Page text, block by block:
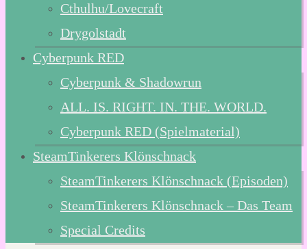
Cthulhu/Lovecraft
Drygolstadt
Cyberpunk RED
Cyberpunk & Shadowrun
ALL. IS. RIGHT. IN. THE. WORLD.
Cyberpunk RED (Spielmaterial)
SteamTinkerers Klönschnack
SteamTinkerers Klönschnack (Episoden)
SteamTinkerers Klönschnack – Das Team
Special Credits